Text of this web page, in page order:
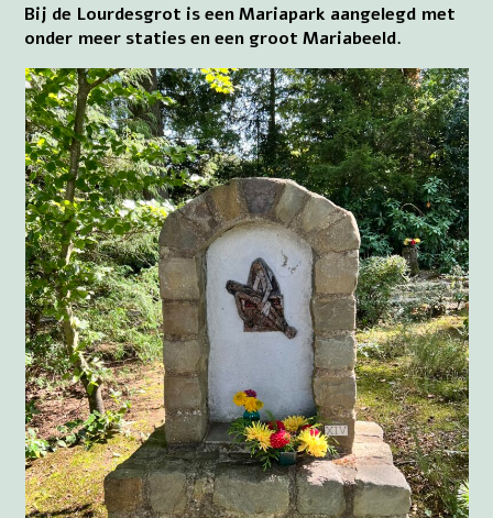
Bij de Lourdesgrot is een Mariapark aangelegd met
onder meer staties en een groot Mariabeeld.